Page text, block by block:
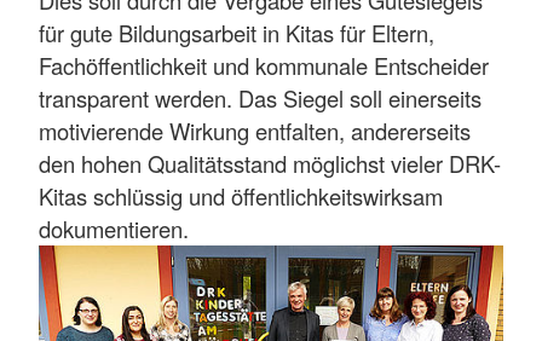
für gute Bildungsarbeit in Kitas für Eltern,
Fachöffentlichkeit und kommunale Entscheider
transparent werden. Das Siegel soll einerseits
motivierende Wirkung entfalten, andererseits
den hohen Qualitätsstand möglichst vieler DRK-
Kitas schlüssig und öffentlichkeitswirksam
dokumentieren.